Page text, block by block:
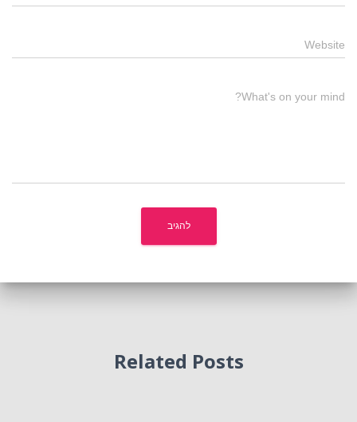
Website
What's on your mind?
Related Posts